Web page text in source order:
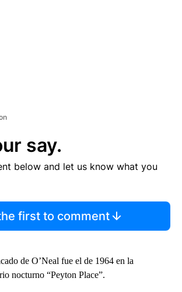
say.
below and let us know what you
first to comment
de O’Neal fue el de 1964 en la
nocturno “Peyton Place”.